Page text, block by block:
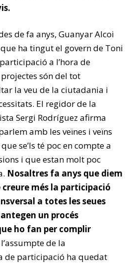
de fa anys, Guanyar Alcoi
ha tingut el govern de Toni
a l’hora de
són del tot
la veu de la ciutadania i
El regidor de la
Sergi Rodríguez afirma
amb les veïnes i veïns
se’ls té poc en compte a
i que estan molt poc
Nosaltres fa anys que diem
creure més la participació
a totes les seues
un procés
ho fan per complir
de la
de participació ha quedat